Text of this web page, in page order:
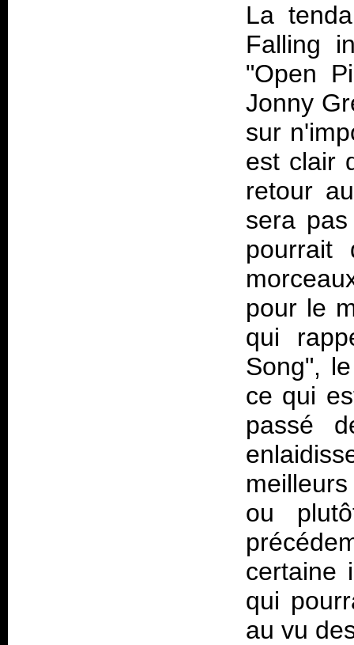
La
Falling
"Open
Jonny
sur
est clair
retour
sera
pourrait
pour le
qui
Song",
ce qui
passé
ou
certaine
qui
au vu